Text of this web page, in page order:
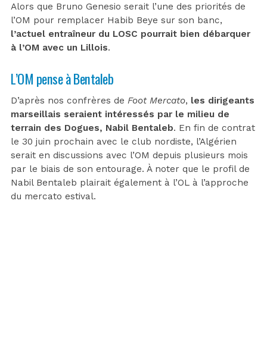
Alors que Bruno Genesio serait l’une des priorités de
l’OM pour remplacer Habib Beye sur son banc,
l’actuel entraîneur du LOSC pourrait bien débarquer
à l’OM avec un Lillois.
L’OM pense à Bentaleb
D’après nos confrères de Foot Mercato, les dirigeants
marseillais seraient intéressés par le milieu de
terrain des Dogues, Nabil Bentaleb. En fin de contrat
le 30 juin prochain avec le club nordiste, l’Algérien
serait en discussions avec l’OM depuis plusieurs mois
par le biais de son entourage. À noter que le profil de
Nabil Bentaleb plairait également à l’OL à l’approche
du mercato estival.